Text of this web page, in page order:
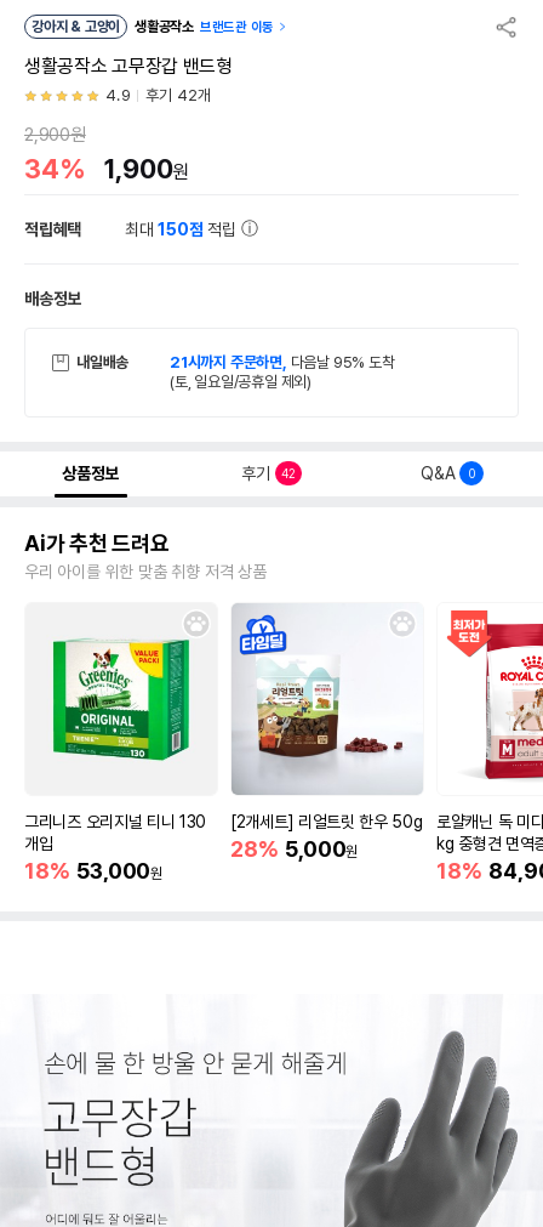
강아지 & 고양이 생활공작소 브랜드관 이동
생활공작소 고무장갑 밴드형
4.9 후기 42개
2,900원
34% 1,900원
적립혜택 최대150점 적립
배송정보
내일배송 21시까지 주문하면, 다음날 95% 도착
(토, 일요일/공휴일 제외)
상품정보 후기 42 Q&A 0
Ai가 추천 드려요
우리 아이를 위한 맞춤 취향 저격 상품
그리니즈 오리지널 티니 130
개입
18% 53,000원
[2개세트] 리얼트릿 한우 50g
28% 5,000원
로얄캐닌 독 미
kg 중형견 면역
18%